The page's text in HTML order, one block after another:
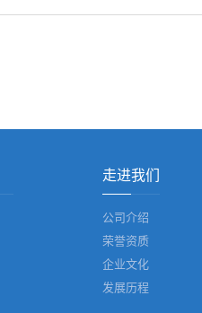
走进我们
公司介绍
荣誉资质
企业文化
发展历程